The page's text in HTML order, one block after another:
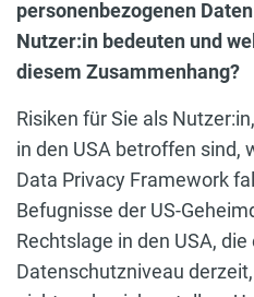
personenbezogenen
Nutzer:in bedeuten und
diesem Zusammenhang?
Risiken für Sie als
in den USA betroffen sind,
Data Privacy Framework
Befugnisse der US-
Rechtslage in den USA,
Datenschutzniveau